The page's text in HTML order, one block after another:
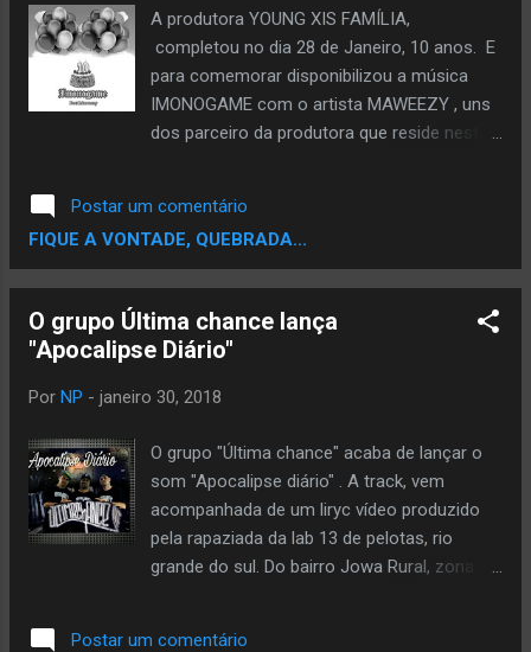
música não são agressivas, mas sim,
corrosivas, diferente de qualquer coisa que
eu tenha produzido antes. Tive o intuito de,
literalmente, voltar às raízes poéticas e
contundentes do movimento hip-hop, mas
o conhecimento acadêmico até alguns
relatos de situações empíricas, sem
esquecer...
A produtora YOUNG XIS FAMÍLIA,
completou no dia 28 de Janeiro, 10 anos. E
para comemorar disponibilizou a música
IMONOGAME com o artista MAWEEZY , uns
dos parceiro da produtora que reside neste
Postar um comentário
FIQUE A VONTADE, QUEBRADA...
O grupo Última chance lança
"Apocalipse Diário"
Por NP - janeiro 30, 2018
O grupo "Última chance" acaba de lançar o
som "Apocalipse diário" . A track, vem
acompanhada de um liryc vídeo produzido
pela rapaziada da lab 13 de pelotas, rio
grande do sul. Do bairro Jowa Rural, zona
Postar um comentário